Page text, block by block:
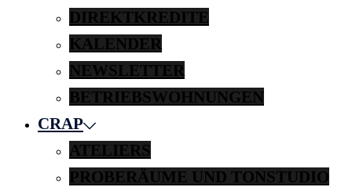
DIREKTKREDITE
KALENDER
NEWSLETTER
BETRIEBSWOHNUNGEN
CRAP
ATELIERS
PROBERÄUME UND TONSTUDIO